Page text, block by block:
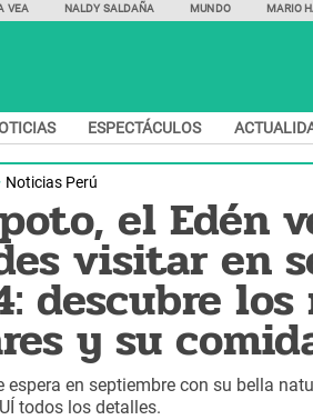
VEA NALDY SALDAÑA MUNDO MARIO
ESPECTÁCULOS
Noticias Perú
el Edén
visitar en
descubre
y su
espera en septiembre con su bella
todos los detalles.